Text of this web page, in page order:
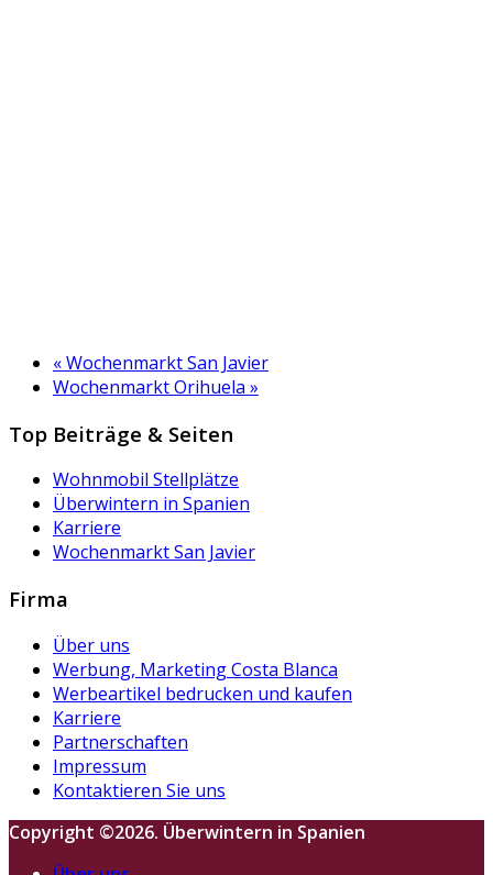
«Wochenmarkt San Javier
Wochenmarkt Orihuela »
Top Beiträge & Seiten
Wohnmobil Stellplätze
Überwintern in Spanien
Karriere
Wochenmarkt San Javier
Firma
Über uns
Werbung, Marketing Costa Blanca
Werbeartikel bedrucken und kaufen
Karriere
Partnerschaften
Impressum
Kontaktieren Sie uns
Copyright ©2026. Überwintern in Spanien